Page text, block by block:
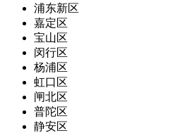
浦东新区
嘉定区
宝山区
闵行区
杨浦区
虹口区
闸北区
普陀区
静安区